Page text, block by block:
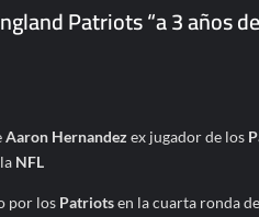
Patriots “a 3 años
Aaron Hernandez ex jugador de los
NFL
por los Patriotsen la cuarta ronda